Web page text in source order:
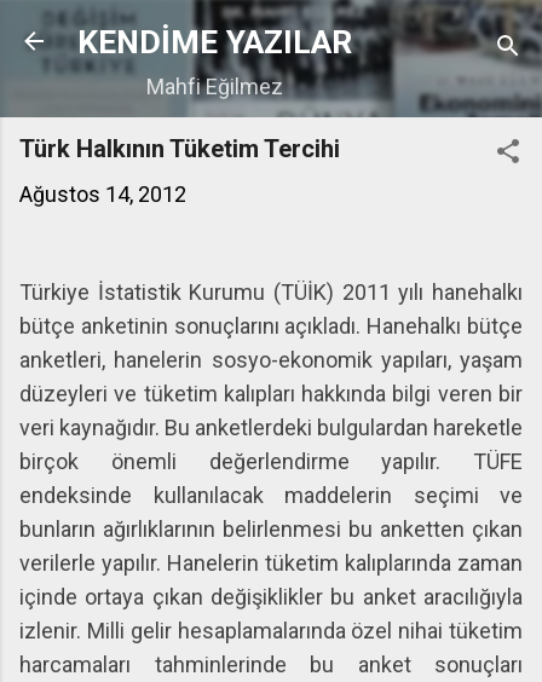
Ana içeriğe atla
KENDİME YAZILAR
Mahfi Eğilmez
Türk Halkının Tüketim Tercihi
Ağustos 14, 2012
Türkiye İstatistik Kurumu (TÜİK) 2011 yılı hanehalkı
bütçe anketinin sonuçlarını açıkladı. Hanehalkı bütçe
anketleri, hanelerin sosyo-ekonomik yapıları, yaşam
düzeyleri ve tüketim kalıpları hakkında bilgi veren bir
veri kaynağıdır. Bu anketlerdeki bulgulardan hareketle
birçok önemli değerlendirme yapılır. TÜFE
endeksinde kullanılacak maddelerin seçimi ve
bunların ağırlıklarının belirlenmesi bu anketten çıkan
verilerle yapılır. Hanelerin tüketim kalıplarında zaman
içinde ortaya çıkan değişiklikler bu anket aracılığıyla
izlenir. Milli gelir hesaplamalarında özel nihai tüketim
harcamaları tahminlerinde bu anket sonuçları